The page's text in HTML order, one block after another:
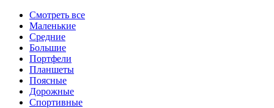
Смотреть все
Маленькие
Средние
Большие
Портфели
Планшеты
Поясные
Дорожные
Спортивные